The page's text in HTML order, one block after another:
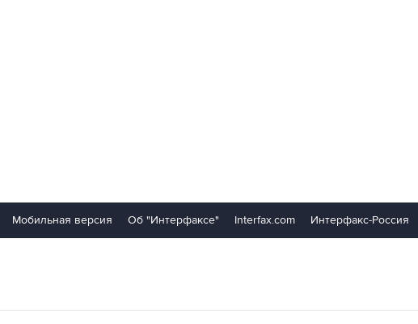
Мобильная версия Об "Интерфаксе" Interfax.com Интерфакс-Россия